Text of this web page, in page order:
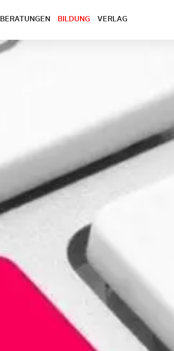
BERATUNGEN BILDUNG VERLAG